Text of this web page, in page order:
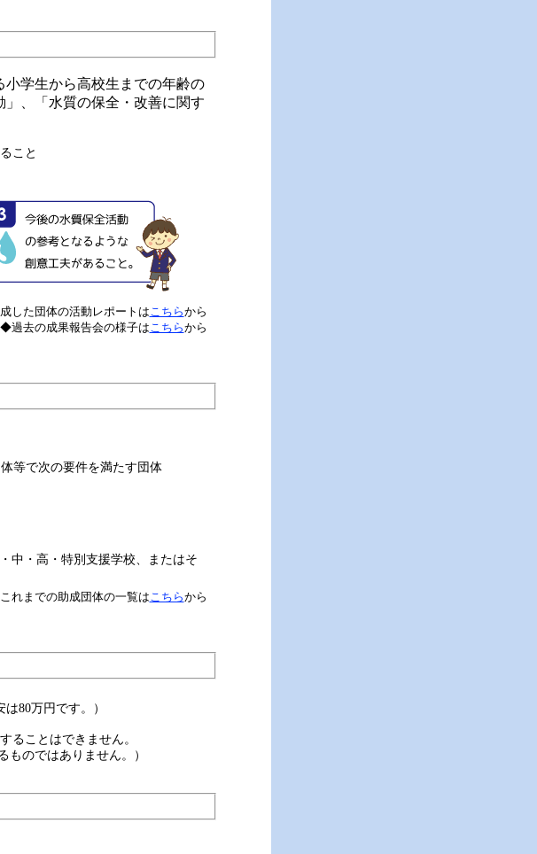
学生から高校生までの年齢の
、「水質の保全・改善に関す
こと
した団体の活動レポートはこちらから
◆過去の成果報告会の様子はこちらから
等で次の要件を満たす団体
中・高・特別支援学校、またはそ
れまでの助成団体の一覧はこちらから
は80万円です。）
ることはできません。
のではありません。）